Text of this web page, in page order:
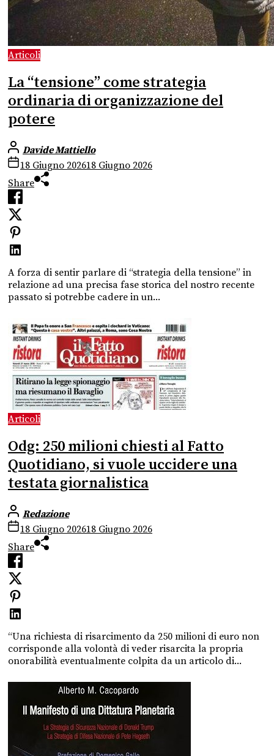
Articoli
La “tensione” come strategia
ordinaria di organizzazione del
potere
Davide Mattiello
18 Giugno 202618 Giugno 2026
Share
A forza di sentir parlare di “strategia della tensione” in
relazione ad una precisa fase storica del nostro recente
passato si potrebbe cadere in un...
Articoli
Odg: 250 milioni chiesti al Fatto
Quotidiano, si vuole uccidere una
testata giornalistica
Redazione
18 Giugno 202618 Giugno 2026
Share
“Una richiesta di risarcimento da 250 milioni di euro non
corrisponde alla volontà di veder risarcita la propria
onorabilità eventualmente colpita da un articolo di...